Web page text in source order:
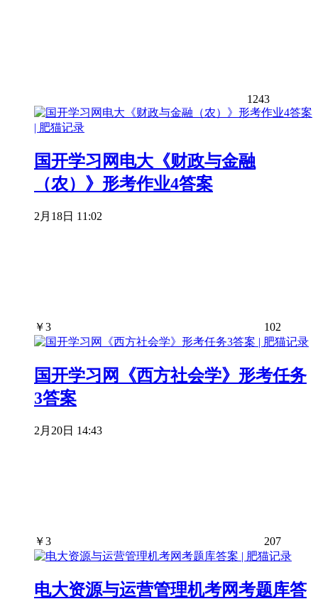
1243
国开学习网电大《财政与金融
（农）》形考作业4答案
2月18日 11:02
￥3 102
国开学习网《西方社会学》形考任务
3答案
2月20日 14:43
￥3 207
电大资源与运营管理机考网考题库答